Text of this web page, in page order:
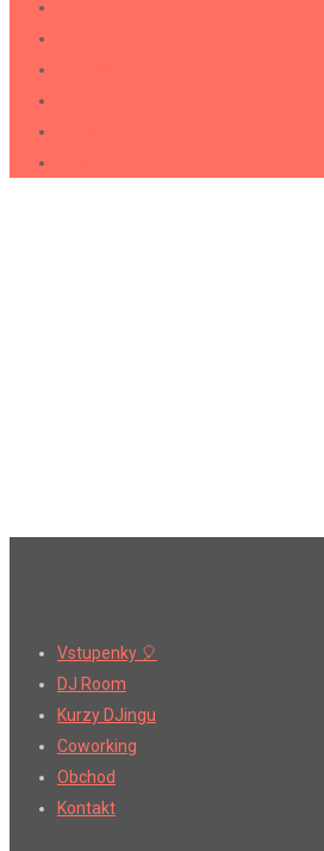
Vstupenky 🎈
DJ Room
Kurzy DJingu
Coworking
Obchod
Kontakt